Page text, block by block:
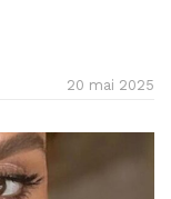
20 mai 2025